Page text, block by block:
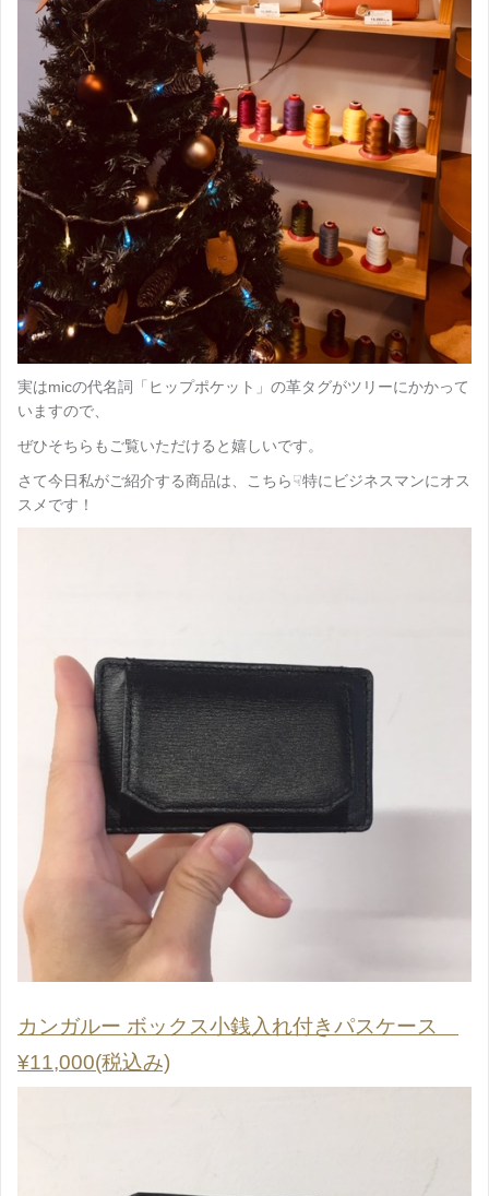
実はmicの代名詞「ヒップポケット」の革タグがツリーにかかって
いますので、
ぜひそちらもご覧いただけると嬉しいです。
さて今日私がご紹介する商品は、こちら☟特にビジネスマンにオス
スメです！
カンガルー ボックス小銭入れ付きパスケース
¥11,000(税込み)